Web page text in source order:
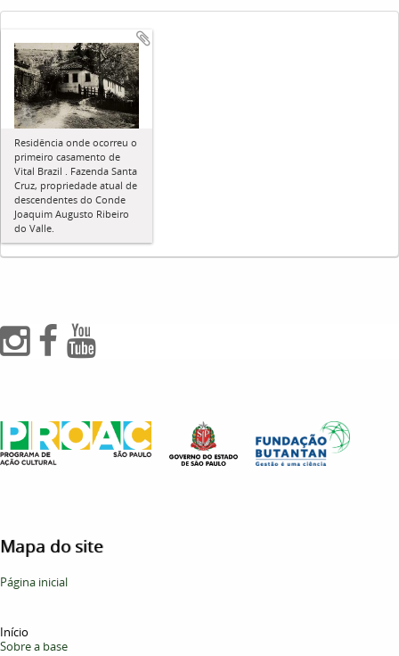
Residência onde ocorreu o
primeiro casamento de
Vital Brazil . Fazenda Santa
Cruz, propriedade atual de
descendentes do Conde
Joaquim Augusto Ribeiro
do Valle.
Mapa do site
Página inicial
Início
Sobre a base